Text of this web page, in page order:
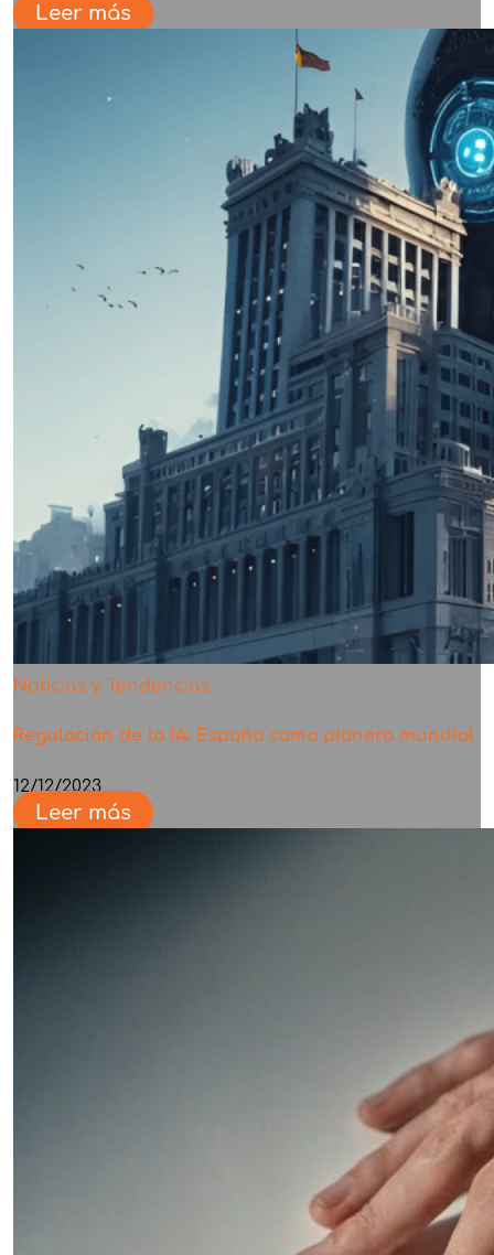
Leer más
Noticias y Tendencias
Regulación de la IA: España como pionera mundial
12/12/2023
Leer más